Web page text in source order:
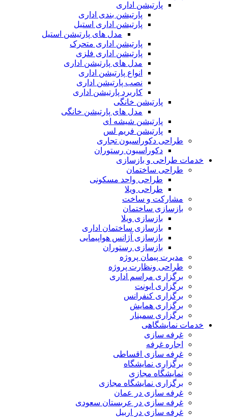
پارتیشن اداری
پارتیشن بندی اداری
پارتیشن اداری استیل
مدل های پارتیشن استیل
پارتیشن اداری متحرک
پارتیشن اداری فلزی
مدل های پارتیشن اداری
انواع پارتیشن اداری
نصب پارتیشن اداری
کاربرد پارتیشن اداری
پارتیشن خانگی
مدل های پارتیشن خانگی
پارتیشن شیشه ای
پارتیشن فریم لس
طراحی دکوراسیون تجاری
دکوراسیون رستوران
خدمات طراحی و بازسازی
طراحی ساختمان
طراحی واحد مسکونی
طراحی ویلا
مشارکت و ساخت
بازسازی ساختمان
بازسازی ویلا
بازسازی ساختمان اداری
بازسازی آژانس هواپیمایی
بازسازی رستوران
مدیرت پیمان پروژه
طراحی ونظارت پروژه
برگزاری مراسم اداری
برگزاری ایونت
برگزاری کنفرانس
برگزاری همایش
برگزاری سمینار
خدمات نمایشگاهی
غرفه سازی
اجاره غرفه
غرفه سازی اقساطی
برگزاری نمایشگاه
نمایشگاه مجازی
برگزاری نمایشگاه مجازی
غرفه سازی در عمان
غرفه سازی در عربستان سعودی
غرفه سازی در اربیل